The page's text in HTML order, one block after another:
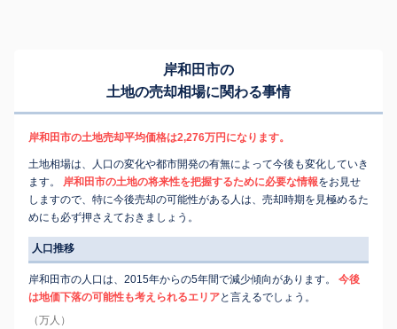
岸和田市の
土地の売却相場に関わる事情
岸和田市の土地売却平均価格は2,276万円になります。
土地相場は、人口の変化や都市開発の有無によって今後も変化していき
ます。
岸和田市の土地の将来性を把握するために必要な情報をお見せ
しますので、特に今後売却の可能性がある人は、売却時期を見極めるた
めにも必ず押さえておきましょう。
人口推移
岸和田市の人口は、2015年からの5年間で減少傾向があります。
今後
は地価下落の可能性も考えられるエリアと言えるでしょう。
（万人）